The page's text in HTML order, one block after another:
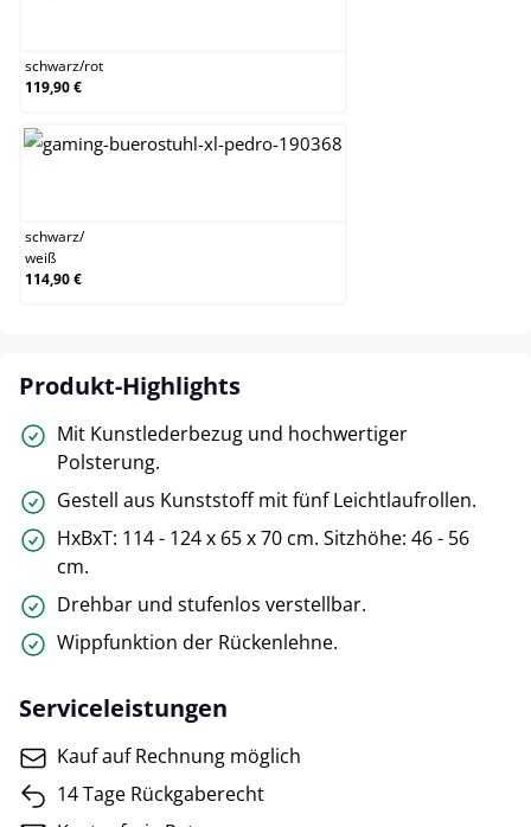
schwarz/rot
119,90 €
schwarz/
weiß
114,90 €
Produkt-Highlights
Mit Kunstlederbezug und hochwertiger
Polsterung.
Gestell aus Kunststoff mit fünf Leichtlaufrollen.
HxBxT: 114 - 124 x 65 x 70 cm. Sitzhöhe: 46 - 56
cm.
Drehbar und stufenlos verstellbar.
Wippfunktion der Rückenlehne.
Serviceleistungen
Kauf auf Rechnung möglich
14 Tage Rückgaberecht